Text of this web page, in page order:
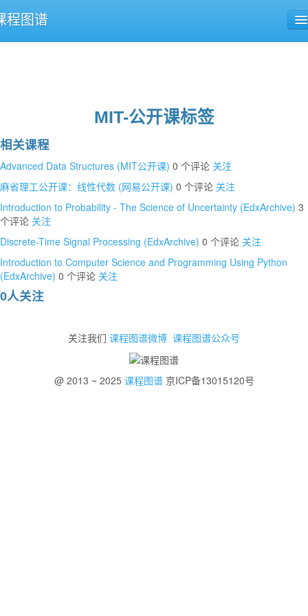
程图谱
MIT-公开课标签
相关课程
Advanced Data Structures (MIT公开课) 0 个评论 关注
麻省理工公开课：线性代数 (网易公开课) 0 个评论 关注
Introduction to Probability - The Science of Uncertainty (EdxArchive) 3
个评论 关注
Discrete-Time Signal Processing (EdxArchive) 0 个评论 关注
Introduction to Computer Science and Programming Using Python
(EdxArchive) 0 个评论 关注
0人关注
关注我们 课程图谱微博 课程图谱公众号
@ 2013 ~ 2025 课程图谱京ICP备13015120号